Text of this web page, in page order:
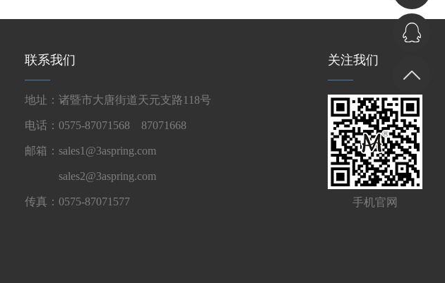
联系我们
地址：诸暨市大唐街道天元支路118号
电话：0575-87071568 87071668
邮箱：sales1@3aspring.com
sales2@3aspring.com
传真：0575-87071577
关注我们
手机官网